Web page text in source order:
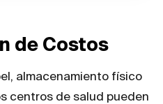
de Costos
almacenamiento físico
centros de salud pueden